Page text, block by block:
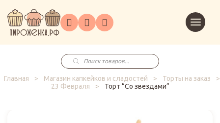
ГлавнаяКаталог
на
заказ
Праздники
Корпоративным
клиентам
в
корзину
Поиск
товаров
Главная
> Магазин капкейков и сладостей > Торты на заказ
>
23 Февраля
> Торт “Со звездами”